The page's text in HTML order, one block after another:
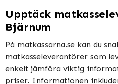
Upptäck
Bjärnum
På matkassarna.se kan du
matkasseleverantörer som
enkelt jämföra viktig
priser. Informationen